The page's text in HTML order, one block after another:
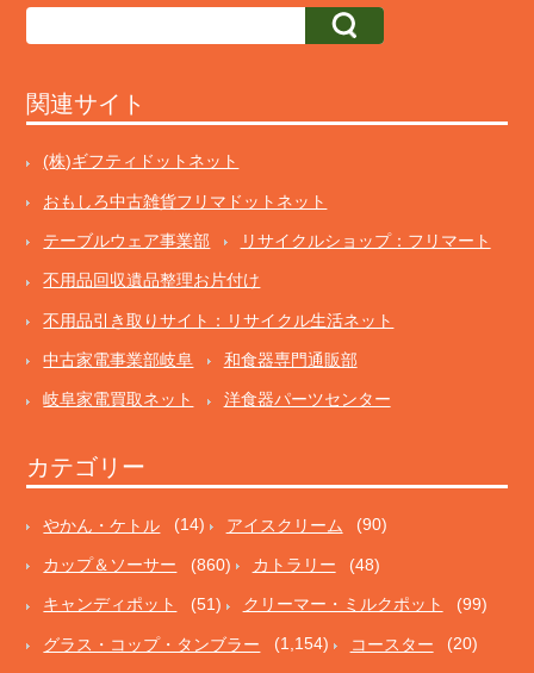
関連サイト
(株)ギフティドットネット
おもしろ中古雑貨フリマドットネット
テーブルウェア事業部 リサイクルショップ：フリマート
不用品回収遺品整理お片付け
不用品引き取りサイト：リサイクル生活ネット
中古家電事業部岐阜 和食器専門通販部
岐阜家電買取ネット 洋食器パーツセンター
カテゴリー
やかん・ケトル (14) アイスクリーム (90)
カップ＆ソーサー (860) カトラリー (48)
キャンディポット (51) クリーマー・ミルクポット (99)
グラス・コップ・タンブラー (1,154) コースター (20)